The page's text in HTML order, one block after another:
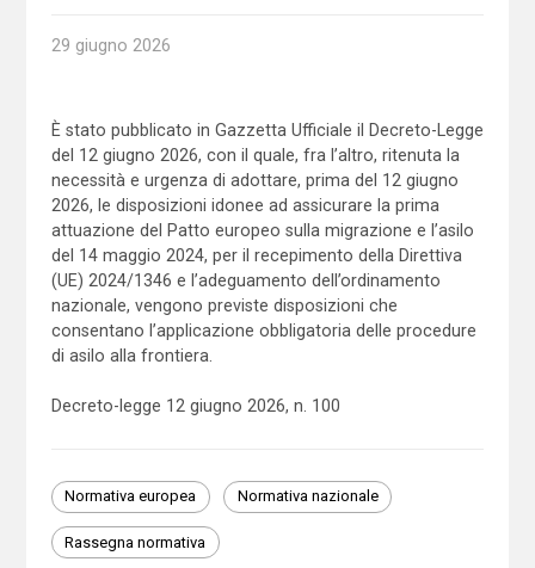
29 giugno 2026
È stato pubblicato in Gazzetta Ufficiale il Decreto-Legge
del 12 giugno 2026, con il quale, fra l’altro, ritenuta la
necessità e urgenza di adottare, prima del 12 giugno
2026, le disposizioni idonee ad assicurare la prima
attuazione del Patto europeo sulla migrazione e l’asilo
del 14 maggio 2024, per il recepimento della Direttiva
(UE) 2024/1346 e l’adeguamento dell’ordinamento
nazionale, vengono previste disposizioni che
consentano l’applicazione obbligatoria delle procedure
di asilo alla frontiera.
Decreto-legge 12 giugno 2026, n. 100
Normativa europea Normativa nazionale
Rassegna normativa